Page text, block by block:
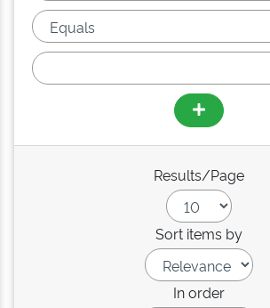
Results/Page
Sort items by
In order